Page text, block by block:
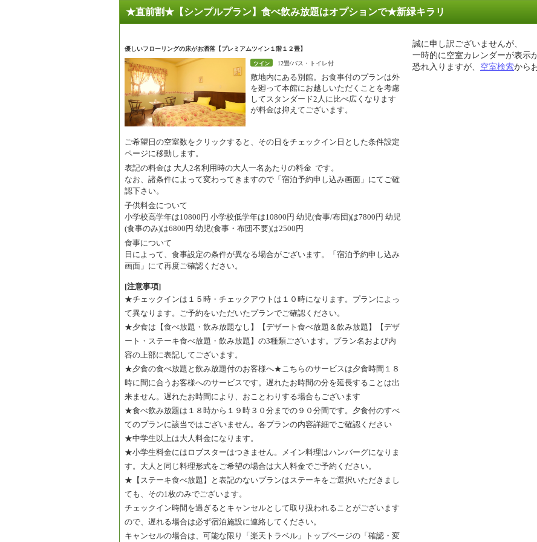
★直前割★【シンプルプラン】食べ飲み放題はオプションで★新緑キラリ
優しいフローリングの床がお洒落【プレミアムツイン１階１２畳】
ツイン 12畳/バス・トイレ付
敷地内にある別館。お食事付のプランは外
を廻って本館にお越しいただくことを考慮
してスタンダード2人に比べ広くなります
が料金は抑えてございます。
ご希望日の空室数をクリックすると、その日をチェックイン日とした条件設定
ページに移動します。
表記の料金は 大人2名利用時の大人一名あたりの料金 です。
なお、諸条件によって変わってきますので「宿泊予約申し込み画面」にてご確
認下さい。
子供料金について
小学校高学年は10800円 小学校低学年は10800円 幼児(食事/布団)は7800円 幼児
(食事のみ)は6800円 幼児(食事・布団不要)は2500円
食事について
日によって、食事設定の条件が異なる場合がございます。「宿泊予約申し込み
画面」にて再度ご確認ください。
[注意事項]
★チェックインは１５時・チェックアウトは１０時になります。プランによっ
て異なります。ご予約をいただいたプランでご確認ください。
★夕食は【食べ放題・飲み放題なし】【デザート食べ放題＆飲み放題】【デザ
ート・ステーキ食べ放題・飲み放題】の3種類ございます。プラン名および内
容の上部に表記してございます。
★夕食の食べ放題と飲み放題付のお客様へ★こちらのサービスは夕食時間１８
時に間に合うお客様へのサービスです。遅れたお時間の分を延長することは出
来ません。遅れたお時間により、おことわりする場合もございます
★食べ飲み放題は１８時から１９時３０分までの９０分間です。夕食付のすべ
てのプランに該当ではございません。各プランの内容詳細でご確認ください
★中学生以上は大人料金になります。
★小学生料金にはロブスターはつきません。メイン料理はハンバーグになりま
す。大人と同じ料理形式をご希望の場合は大人料金でご予約ください。
★【ステーキ食べ放題】と表記のないプランはステーキをご選択いただきまし
ても、その1枚のみでございます。
チェックイン時間を過ぎるとキャンセルとして取り扱われることがございます
ので、遅れる場合は必ず宿泊施設に連絡してください。
キャンセルの場合は、可能な限り「楽天トラベル」トップページの「確認・変
誠に申し訳ございませんが、
一時的に空室カレンダーが表示
恐れ入りますが、 空室検索から